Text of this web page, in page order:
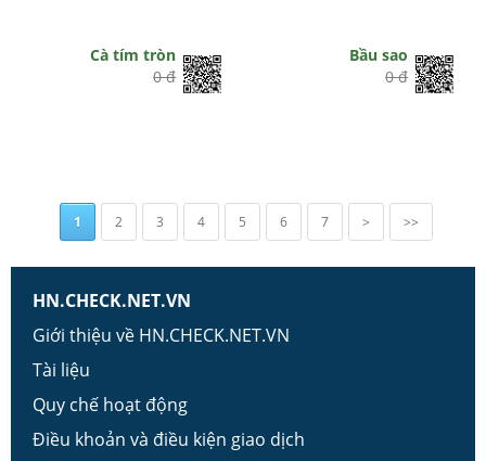
Cà tím tròn
0 đ
Bầu sao
0 đ
1 2 3 4 5 6 7 > >>
HN.CHECK.NET.VN
Giới thiệu về HN.CHECK.NET.VN
Tài liệu
Quy chế hoạt động
Điều khoản và điều kiện giao dịch